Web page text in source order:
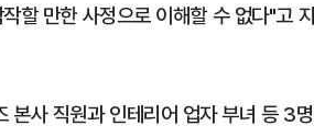
할 만한 사정으로 이해할 수 없다"고
본사 직원과 인테리어 업자 부녀 등 3명